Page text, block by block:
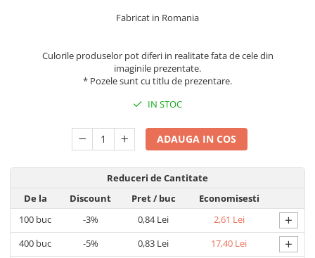
Caiete incepatori Tip I, II, III
Hartie creponata
Etichete scolare
Acuarele, guase, tempera si
pensule
Carioci
Ascutitori
Creioane
Fabricat in Romania
Culorile produselor pot diferi in realitate fata de cele din
imaginile prezentate.
* Pozele sunt cu titlu de prezentare.
IN STOC
ADAUGA IN COS
Reduceri de Cantitate
De la
Discount Pret/ buc
Economisesti
100 buc -3% 0,84 Lei 2,61 Lei +
400 buc -5% 0,83 Lei 17,40 Lei +